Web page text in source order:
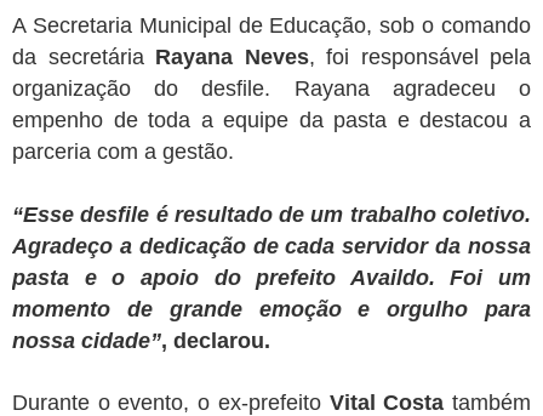
A Secretaria Municipal de Educação, sob o comando
da secretária Rayana Neves, foi responsável pela
organização do desfile. Rayana agradeceu o
empenho de toda a equipe da pasta e destacou a
parceria com a gestão.
“Esse desfile é resultado de um trabalho coletivo.
Agradeço a dedicação de cada servidor da nossa
pasta e o apoio do prefeito Availdo. Foi um
momento de grande emoção e orgulho para
nossa cidade”, declarou.
Durante o evento, o ex-prefeito Vital Costa também